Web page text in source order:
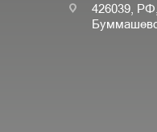
426039,